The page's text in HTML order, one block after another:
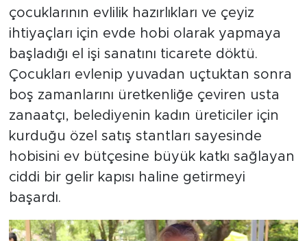
çocuklarının evlilik hazırlıkları ve çeyiz
ihtiyaçları için evde hobi olarak yapmaya
başladığı el işi sanatını ticarete döktü.
Çocukları evlenip yuvadan uçtuktan sonra
boş zamanlarını üretkenliğe çeviren usta
zanaatçı, belediyenin kadın üreticiler için
kurduğu özel satış stantları sayesinde
hobisini ev bütçesine büyük katkı sağlayan
ciddi bir gelir kapısı haline getirmeyi
başardı.